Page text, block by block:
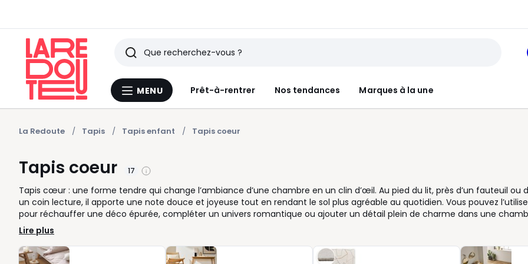
Menu
MENU Prêt-à-rentrer Nos tendances Marques à la une
Rechercher
Derniers
articles
vus
La Redoute Tapis Tapis enfant Tapis coeur
Tapis coeur 17
Tapis cœur : une forme tendre qui change l’ambiance d’une chambre en un clin d’œil. Au pied du lit, près d’un fauteuil ou
un coin lecture, il apporte une note douce et joyeuse tout en rendant le sol plus agréable au quotidien. Vous pouvez
pour réchauffer une déco épurée, compléter un univers romantique ou ajouter un détail plein de charme dans une
d’enfant, d’ado ou même un salon. Sa silhouette originale attire le regard sans prendre toute la place, surtout dans les petits
espaces où chaque élément compte. Pour bien le choisir, pensez à la pièce, aux dimensions et à la couleur : tons poudrés
une atmosphère délicate, teintes vives pour réveiller la déco, nuances neutres pour l’intégrer facilement. Côté usage, un
cœur à poils courts se glisse aisément dans les zones de passage, tandis qu’une matière plus moelleuse invite à marcher
Lire plus